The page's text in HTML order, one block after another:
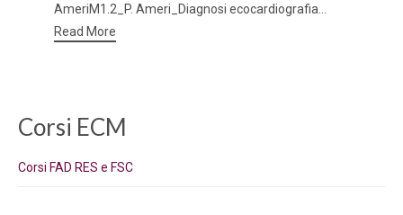
AmeriM1.2_P. Ameri_Diagnosi ecocardiografia...
Read More
Corsi ECM
Corsi FAD RES e FSC